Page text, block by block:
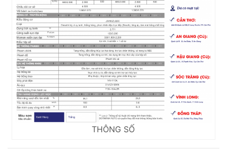
THÔNG SỐ